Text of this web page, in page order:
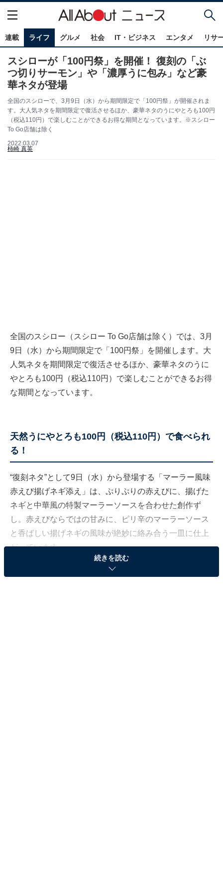
連載 ライフ グルメ 社会 IT・ビジネス エンタメ リサ
スシローが「100円祭」を開催！ 復刻の「ぶ
つ切りサーモン」や「濃厚うに包み」など豪
華ネタが登場
全国のスシローで、3月9日（水）から期間限定で「100円祭」が開催されま
す。大人気ネタを期間限定で復活させるほか、豪華ネタのうにやとろも100円
（税込110円）で楽しむことができるお得な期間となっています。※スシロー
To Go店舗は除く
2022.03.07
柿崎 真英
全国のスシロー（スシロー To Go店舗は除く）では、3月
9日（水）から期間限定で「100円祭」を開催します。大
人気ネタを期間限定で復活させるほか、豪華ネタのうに
やとろも100円（税込110円）で楽しむことができるお得
な期間となっています。
天然うにやとろも100円（税込110円）で食べられ
る！
“復刻ネタ”として9日（水）から登場する「マーラー風味
赤えび揚げネギ添え」は、ぷりぷりの赤えびに、揚げた
ネギと中華風の特製マーラーソースを合わせた創作ず
し。赤えびならではの甘みに、ピリ辛のマーラーソース
と香ばしい揚げネギの風味が絶妙に絡み合う一皿に仕上
がっています。
続きを読む